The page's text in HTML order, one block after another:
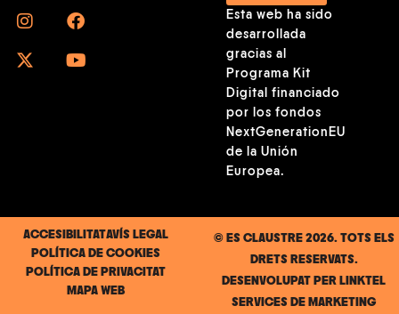
Esta web ha sido
desarrollada
gracias al
Programa Kit
Digital financiado
por los fondos
NextGenerationEU
de la Unión
Europea.
© ES CLAUSTRE 2026. TOTS ELS
DRETS RESERVATS.
DESENVOLUPAT PER LINKTEL
SERVICES DE MARKETING
ACCESIBILITATAVÍS LEGAL
POLÍTICA DE COOKIES
POLÍTICA DE PRIVACITAT
MAPA WEB